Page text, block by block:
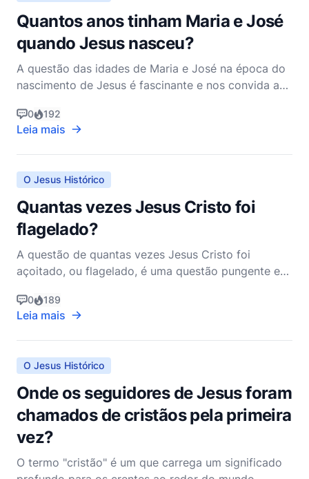
Quantos anos tinham Maria e José
quando Jesus nasceu?
A questão das idades de Maria e José na época do
nascimento de Jesus é fascinante e nos convida a
mundo judaico do primeiro século. Embora a Bíblia
não declare explicitamente as idades de Maria e
José, pistas históricas e culturais podem nos ajudar
a faz
0 192
Leia mais
O Jesus Histórico
Quantas vezes Jesus Cristo foi
flagelado?
A questão de quantas vezes Jesus Cristo foi
açoitado, ou flagelado, é uma questão pungente e
suportou durante Sua Paixão. Os Evangelhos
fornecem algumas informações sobre este evento,
mas não especificam um número exato de
chicotadas. Para entender
0 189
Leia mais
O Jesus Histórico
Onde os seguidores de Jesus foram
chamados de cristãos pela primeira
vez?
O termo "cristão" é um que carrega um significado